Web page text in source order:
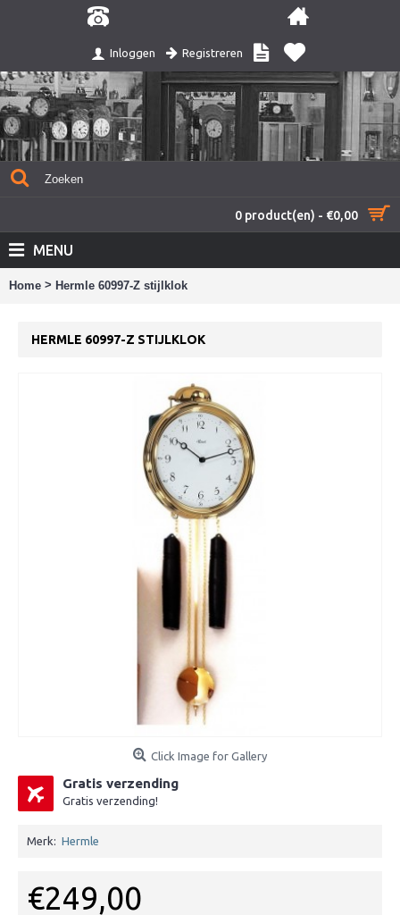
Inloggen Registreren
0 product(en) - €0,00
MENU
Home > Hermle 60997-Z stijlklok
HERMLE 60997-Z STIJLKLOK
Click Image for Gallery
Gratis verzending
Gratis verzending!
Merk: Hermle
€249,00